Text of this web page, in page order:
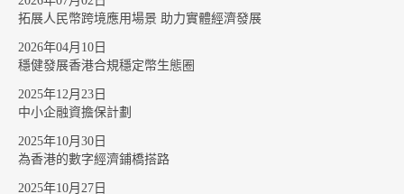
拓展人民幣跨境應用場景 助力實體經濟發展
2026年04月10日
穩健發展香港合規穩定幣生態圈
2025年12月23日
中小企融資擔保計劃
2025年10月30日
為香港的數字經濟鋪橋搭路
2025年10月27日